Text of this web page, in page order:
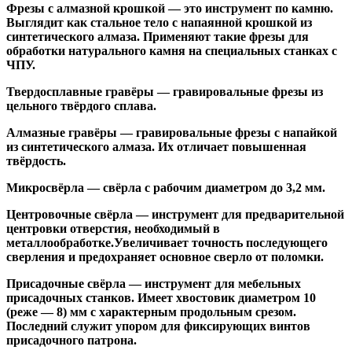
Фрезы с алмазной крошкой— это инструмент по камню.
Выглядит как стальное тело с напаянной крошкой из
синтетического алмаза. Применяют такие фрезы для
обработки натурального камня на специальных станках с
ЧПУ.
Твердосплавные гравёры — гравировальные фрезы из
цельного твёрдого сплава.
Алмазные гравёры — гравировальные фрезы с напайкой
из синтетического алмаза. Их отличает повышенная
твёрдость.
Микросвёрла — свёрла с рабочим диаметром до 3,2 мм.
Центровочные свёрла — инструмент для предварительной
центровки отверстия, необходимый в
металлообработке.Увеличивает точность последующего
сверления и предохраняет основное сверло от поломки.
Присадочные свёрла — инструмент для мебельных
присадочных станков. Имеет хвостовик диаметром 10
(реже — 8) мм с характерным продольным срезом.
Последний служит упором для фиксирующих винтов
присадочного патрона.